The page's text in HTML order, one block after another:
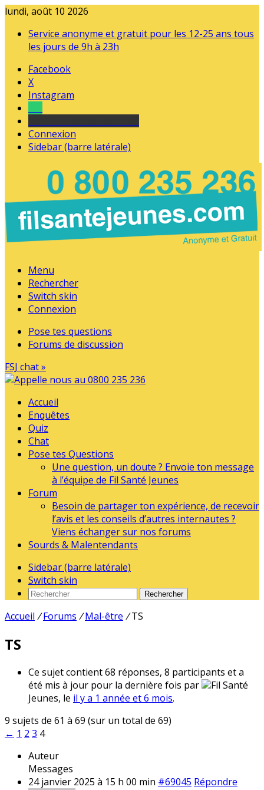
lundi, août 10 2026
Service anonyme et gratuit pour les 12-25 ans tous
les jours de 9h à 23h
Facebook
X
Instagram
Connexion
Sidebar (barre latérale)
Menu
Rechercher
Switch skin
Connexion
Pose tes questions
Forums de discussion
FSJ chat »
Accueil
Enquêtes
Quiz
Chat
Pose tes Questions
Une question, un doute ? Envoie ton message
à l’équipe de Fil Santé Jeunes
Forum
Besoin de partager ton expérience, de recevoir
l’avis et les conseils d’autres internautes ?
Viens échanger sur nos forums
Sourds & Malentendants
Sidebar (barre latérale)
Switch skin
Rechercher
Accueil / Forums / Mal-être / TS
TS
Ce sujet contient 68 réponses, 8 participants et a
été mis à jour pour la dernière fois par
Fil Santé
Jeunes, le il y a 1 année et 6 mois.
9 sujets de 61 à 69 (sur un total de 69)
← 1 2 3 4
Auteur
Messages
24 janvier 2025 à 15 h 00 min #69045 Répondre